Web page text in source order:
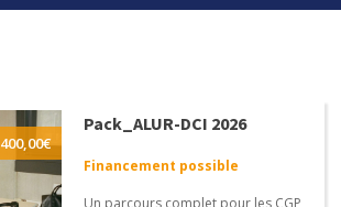
400,00€
Pack_ALUR-DCI 2026
Financement possible
Un parcours complet pour les CGP